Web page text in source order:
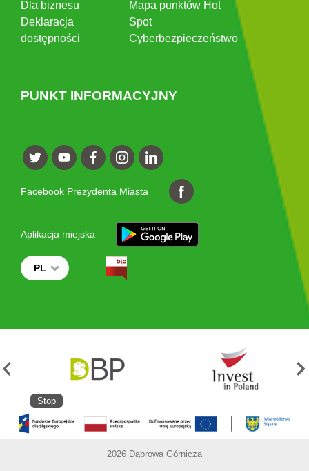
Dla biznesu
Deklaracja
dostępności
Mapa punktów Hot
Spot
Cyberbezpieczeństwo
PUNKT INFORMACYJNY
Facebook Prezydenta Miasta
Aplikacja miejska
PL
Stop
2026 Dąbrowa Górnicza